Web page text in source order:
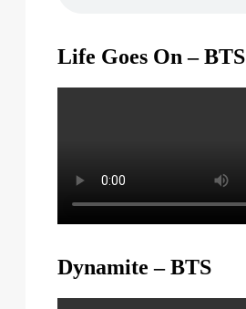
Life Goes On – BTS
Dynamite – BTS